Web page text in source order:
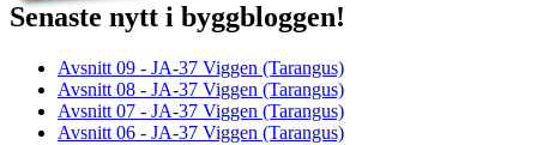
Senaste nytt i byggbloggen!
Avsnitt 09 - JA-37 Viggen (Tarangus)
Avsnitt 08 - JA-37 Viggen (Tarangus)
Avsnitt 07 - JA-37 Viggen (Tarangus)
Avsnitt 06 - JA-37 Viggen (Tarangus)